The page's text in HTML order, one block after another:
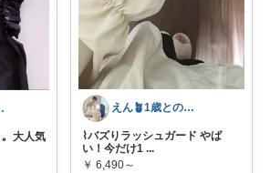
とう🎪
大人気
えん🪴1歳との暮らし
⌇ バズりラッシュガード やば
い！今だけ1 ...
￥ 6,490～